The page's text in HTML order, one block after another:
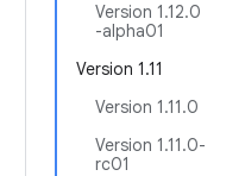
Version 1.12.0
-alpha01
Version 1.11
Version 1.11.0
Version 1.11.0-
rc01